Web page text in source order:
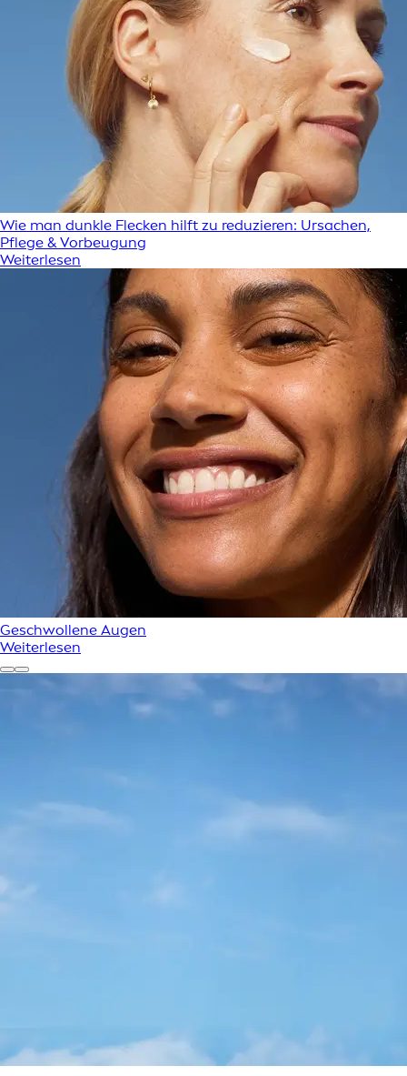
Wie man dunkle Flecken hilft zu reduzieren: Ursachen,
Pflege & Vorbeugung
Weiterlesen
Geschwollene Augen
Weiterlesen